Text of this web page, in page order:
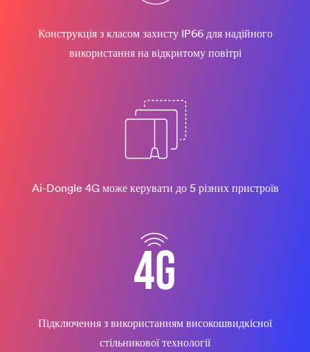
Конструкція з класом захисту IP66 для надійного
використання на відкритому повітрі
Ai-Dongle 4G може керувати до 5 різних пристроїв
Підключення з використанням високошвидкісної
стільникової технології